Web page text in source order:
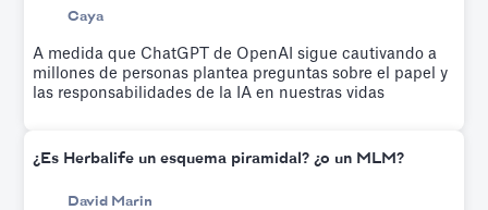
Caya
A medida que ChatGPT de OpenAI sigue cautivando a
millones de personas plantea preguntas sobre el papel y
las responsabilidades de la IA en nuestras vidas
¿Es Herbalife un esquema piramidal? ¿o un MLM?
David Marin